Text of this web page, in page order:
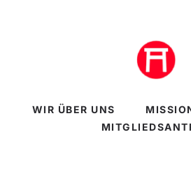
WIR ÜBER UNS